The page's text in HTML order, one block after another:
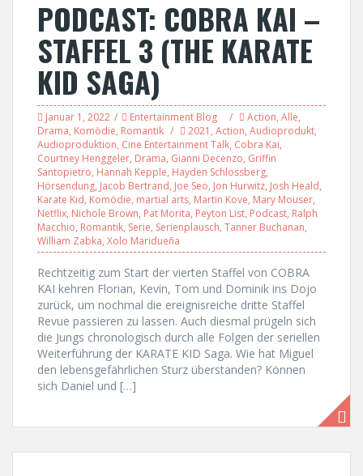
PODCAST: COBRA KAI –
STAFFEL 3 (THE KARATE
KID SAGA)
Januar 1, 2022 Entertainment Blog Action, Alle,
Drama, Komödie, Romantik 2021 , Action, Audioprodukt,
Audioproduktion, Cine Entertainment Talk, Cobra Kai,
Courtney Henggeler, Drama, Gianni Decenzo, Griffin
Santopietro, Hannah Kepple, Hayden Schlossberg,
Hörsendung, Jacob Bertrand, Joe Seo, Jon Hurwitz, Josh Heald,
Karate Kid, Komödie, martial arts, Martin Kove, Mary Mouser,
Netflix, Nichole Brown, Pat Morita, Peyton List, Podcast, Ralph
Macchio, Romantik, Serie, Serienplausch, Tanner Buchanan,
William Zabka, Xolo Maridueña
Rechtzeitig zum Start der vierten Staffel von COBRA
KAI kehren Florian, Kevin, Tom und Dominik ins Dojo
zurück, um nochmal die ereignisreiche dritte Staffel
Revue passieren zu lassen. Auch diesmal prügeln sich
die Jungs chronologisch durch alle Folgen der seriellen
Weiterführung der KARATE KID Saga. Wie hat Miguel
den lebensgefährlichen Sturz überstanden? Können
sich Daniel und […]